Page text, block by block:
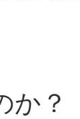
か？